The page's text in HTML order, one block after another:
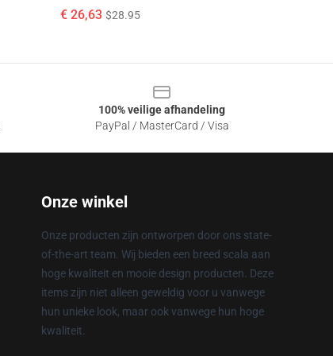
€ 26,63 $28.95
100% veilige afhandeling
PayPal / MasterCard / Visa
Onze winkel
Onze producten zijn ontworpen door ons state-
of-the-art team. Wij bieden een breed scala aan
hoge kwaliteit en mooie design producten. Deze
items zijn niet alleen geweldig voor u vanwege
hun unieke look, maar ook vanwege hun hoge
kwaliteit.